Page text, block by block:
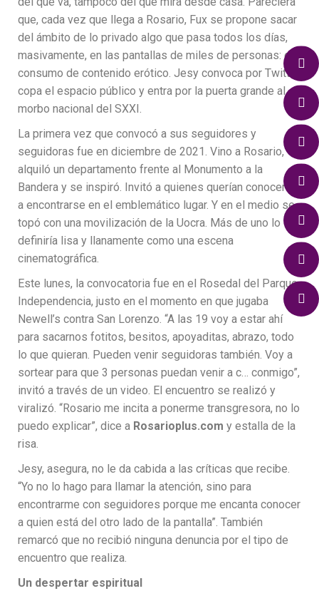
que, cada vez que llega a Rosario, Fux se propone sacar
del ámbito de lo privado algo que pasa todos los días,
masivamente, en las pantallas de miles de personas: el
consumo de contenido erótico. Jesy convoca por Twitter,
copa el espacio público y entra por la puerta grande al
morbo nacional del SXXI.
La primera vez que convocó a sus seguidores y
seguidoras fue en diciembre de 2021. Vino a Rosario,
alquiló un departamento frente al Monumento a la
Bandera y se inspiró. Invitó a quienes querían conocerla
a encontrarse en el emblemático lugar. Y en el medio se
topó con una movilización de la Uocra. Más de uno lo
definiría lisa y llanamente como una escena
cinematográfica.
Este lunes, la convocatoria fue en el Rosedal del Parque
Independencia, justo en el momento en que jugaba
Newell’s contra San Lorenzo. “A las 19 voy a estar ahí
para sacarnos fotitos, besitos, apoyaditas, abrazo, todo
lo que quieran. Pueden venir seguidoras también. Voy a
sortear para que 3 personas puedan venir a c… conmigo”,
invitó a través de un video. El encuentro se realizó y
viralizó. “Rosario me incita a ponerme transgresora, no lo
puedo explicar”, dice a Rosarioplus.com y estalla de la
risa.
Jesy, asegura, no le da cabida a las críticas que recibe.
“Yo no lo hago para llamar la atención, sino para
encontrarme con seguidores porque me encanta conocer
a quien está del otro lado de la pantalla”. También
remarcó que no recibió ninguna denuncia por el tipo de
encuentro que realiza.
Un despertar espiritual